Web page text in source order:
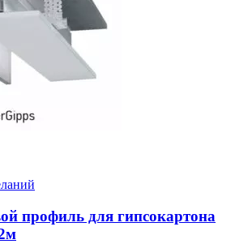
профиль для гипсокартона